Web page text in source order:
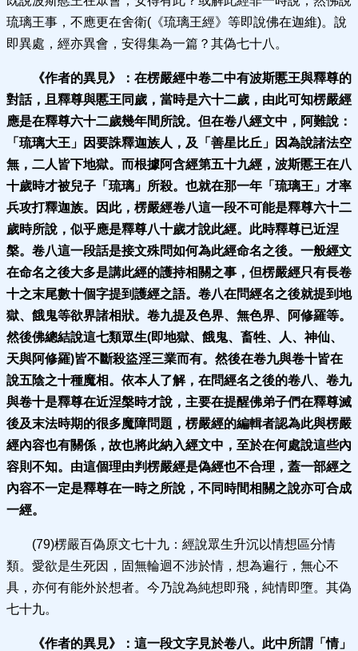
琉璃王事，不應更在舍衛(《琉璃王經》等即說佛在迦維)。說
即異處，經亦異會，安得集為一篇？其偽七十八。
《作者的異見》： 在楞嚴經中卷二中有波斯慝王與釋尊的
對話，且釋尊與慝王同歲，當時是六十二歲，由此可知楞嚴經
應是在釋尊六十二歲幾年間所說。但在卷八經文中，阿難說：
「琉璃大王」因要誅釋迦族人，及「善星比丘」因為說諸法空
無，二人皆下地獄。而根據阿含經第五十九經，波斯慝王在八
十歲時才被兒子「琉璃」所殺。也就在那一年「琉璃王」才率
兵攻打釋迦族。因此，楞嚴經卷八這一段不可能是釋尊六十二
歲時所說，似乎應是釋尊八十歲才說此經。此時釋尊已近涅
槃。卷八這一段話是接文殊問如何為此經命名之後。一般經文
在命名之後大多是講此經的護持相關之事，但楞嚴經只有長卷
十之末尾數十個字提到護經之語。卷八在問經名之後就提到地
獄、餓鬼等欲界諸相狀。卷九提及色界、無色界、阿修羅等。
然後佛總結說這七類眾生(即地獄、餓鬼、畜牲、人、神仙、
天與阿修羅)皆不斷殺盜淫三業而有。然後在卷九與卷十皆在
說五陰之十種魔相。依本人了解，在問經名之後的卷八、卷九
與卷十是釋尊在近涅槃時才說，主要在提醒佛弟子們在釋尊滅
後及末法時期的很多魔障問題，楞嚴經的編輯者認為此與楞嚴
經內容也有關係，故也將此納入經文中，至於在何處說這些內
容則不知。 由這個理由判楞嚴經是偽經也不合理，蓋一部經之
內容不一定是釋尊在一時之所說，不同時間相關之說亦可合成
一經。
(79)楞嚴百偽原文七十九：經說眾生升沉以情想區分情
類。愛欲是生死因，固無輪迴不涉於情，想為遍行，無心不
具，亦何有能外於想者。今乃說為純想即飛，純情即墮。其偽
七十九。
《作者的異見》： 這一段文字見於卷八。此中所謂「情」